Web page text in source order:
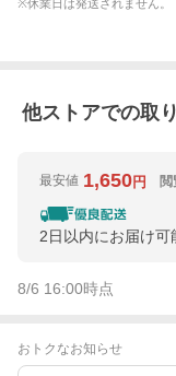
※休業日は発送されません。
他ストアでの取
最安値 1,650円
2日以内にお届け可
8/6 16:00時点
おトクなお知らせ